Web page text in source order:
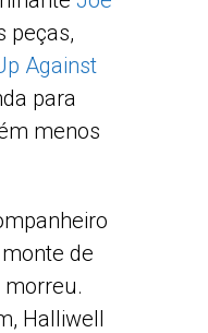
peças,
Against
para
menos
de
Halliwell